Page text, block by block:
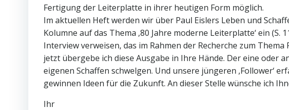
Fertigung der Leiterplatte in ihrer heutigen Form möglich.
Im aktuellen Heft werden wir über Paul Eislers Leben und
Kolumne auf das Thema ‚80 Jahre moderne Leiterplatte‘ ein
Interview verweisen, das im Rahmen der Recherche zum
jetzt übergebe ich diese Ausgabe in Ihre Hände. Der eine oder
eigenen Schaffen schwelgen. Und unsere jüngeren ‚Follower‘
gewinnen Ideen für die Zukunft. An dieser Stelle wünsche ich
Ihr